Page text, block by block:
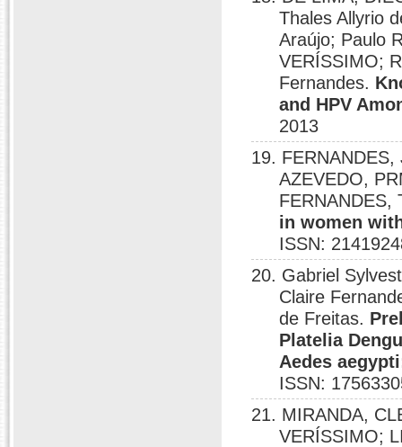
Thales Allyrio
Araújo; Paulo
VERÍSSIMO;
Fernandes.
and HPV
2013
19.
AZEVEDO,
FERNANDES,
in women
ISSN:
20. Gabriel
Claire
de Freitas.
Platelia
Aedes
ISSN:
21. MIRANDA,
VERÍSSIMO;